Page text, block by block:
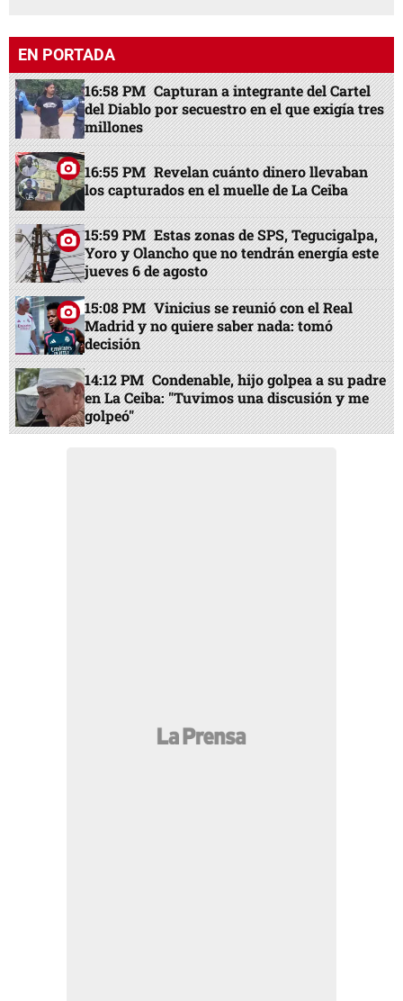
EN PORTADA
16:58 PM Capturan a integrante del Cartel
del Diablo por secuestro en el que exigía tres
millones
16:55 PM Revelan cuánto dinero llevaban
los capturados en el muelle de La Ceiba
15:59 PM Estas zonas de SPS, Tegucigalpa,
Yoro y Olancho que no tendrán energía este
jueves 6 de agosto
15:08 PM Vinicius se reunió con el Real
Madrid y no quiere saber nada: tomó
decisión
14:12 PM Condenable, hijo golpea a su padre
en La Ceiba: "Tuvimos una discusión y me
golpeó"